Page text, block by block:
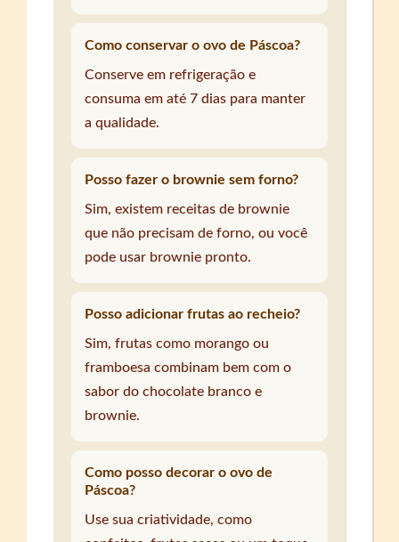
Como conservar o ovo de Páscoa?
Conserve em refrigeração e
consuma em até 7 dias para manter
a qualidade.
Posso fazer o brownie sem forno?
Sim, existem receitas de brownie
que não precisam de forno, ou você
pode usar brownie pronto.
Posso adicionar frutas ao recheio?
Sim, frutas como morango ou
framboesa combinam bem com o
sabor do chocolate branco e
brownie.
Como posso decorar o ovo de
Páscoa?
Use sua criatividade, como